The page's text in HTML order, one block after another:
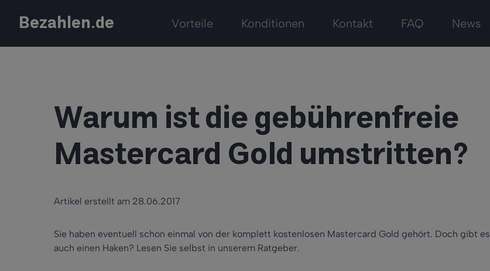
Bezahlen.de Vorteile Konditionen Kontakt FAQ News
Warum ist die gebührenfreie
Mastercard Gold umstritten?
Artikel erstellt am 28.06.2017
Sie haben eventuell schon einmal von der komplett kostenlosen Mastercard Gold gehört. Doch gibt es
auch einen Haken? Lesen Sie selbst in unserem Ratgeber.